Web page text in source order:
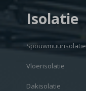
Isolatie
Spouwmuurisolatie
Vloerisolatie
Dakisolatie